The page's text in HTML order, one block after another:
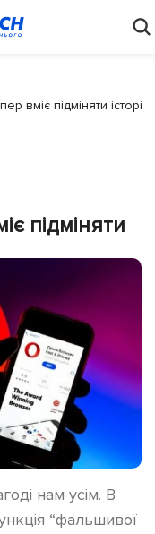
вміє підміняти історію
підміняти
нам усім. В
“фальшивої